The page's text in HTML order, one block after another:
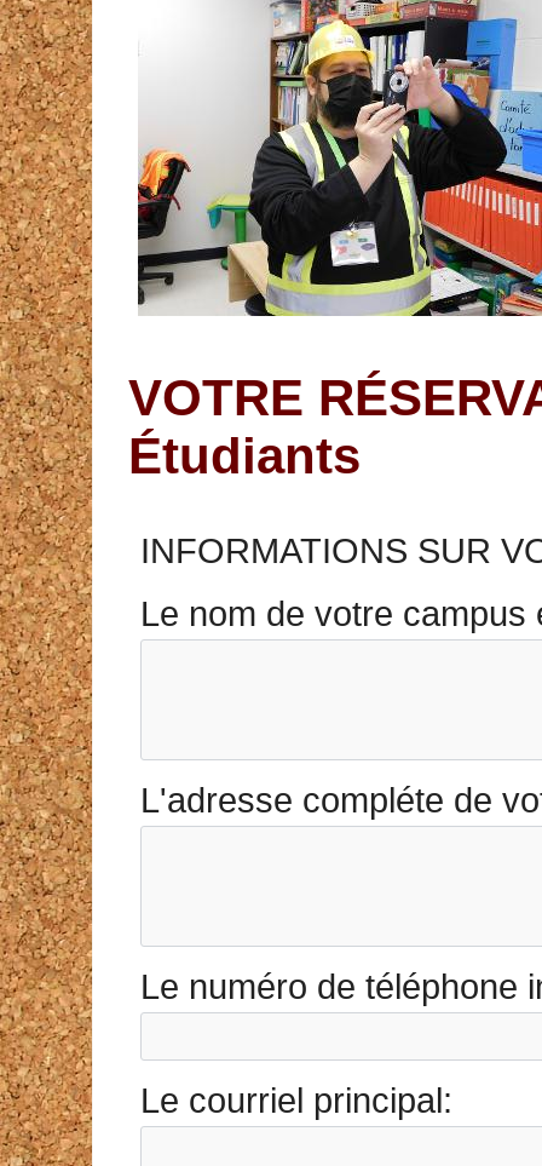
VOTRE
Étudiants
INFORMATIONS SUR
Le nom de votre
L'adresse compléte de
Le numéro de téléphone
Le courriel principal: